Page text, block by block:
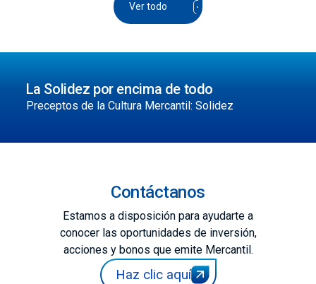
Ver todo
La Solidez por encima de todo
Preceptos de la Cultura Mercantil: Solidez
Contáctanos
Estamos a disposición para ayudarte a
conocer las oportunidades de inversión,
acciones y bonos que emite Mercantil.
Haz clic aquí